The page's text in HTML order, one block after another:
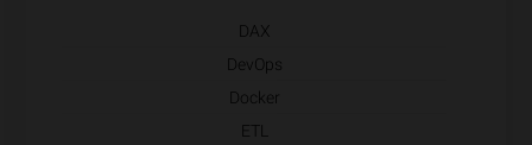
DAX
DevOps
Docker
ETL